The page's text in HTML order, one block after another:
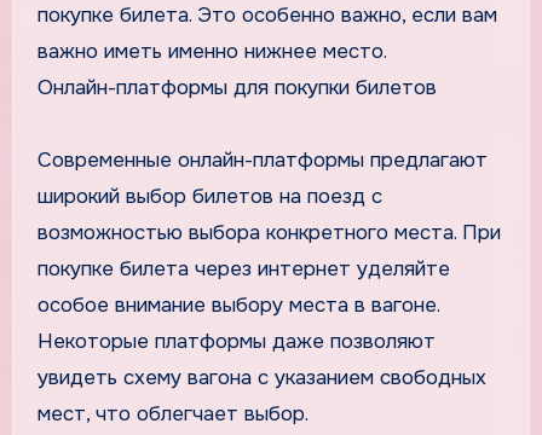
покупке билета. Это особенно важно, если вам
важно иметь именно нижнее место.
Онлайн-платформы для покупки билетов
Современные онлайн-платформы предлагают
широкий выбор билетов на поезд с
возможностью выбора конкретного места. При
покупке билета через интернет уделяйте
особое внимание выбору места в вагоне.
Некоторые платформы даже позволяют
увидеть схему вагона с указанием свободных
мест, что облегчает выбор.